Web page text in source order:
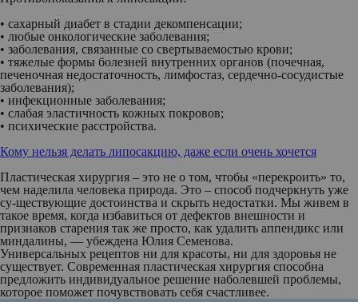
• сахарный диабет в стадии декомпенсации;
• любые онкологические заболевания;
• заболевания, связанные со свертываемостью крови;
• тяжелые формы болезней внутренних органов (почечная,
печеночная недостаточность, лимфостаз, сердечно-сосудистые
заболевания);
• инфекционные заболевания;
• слабая эластичность кожных покровов;
• психические расстройства.
Кому нельзя делать липосакцию, даже если очень хочется
Пластическая хирургия – это не о том, чтобы «перекроить» то,
чем наделила человека природа. Это – способ подчеркнуть уже
су-ществующие достоинства и скрыть недостатки. Мы живем в
такое время, когда избавиться от дефектов внешности и
признаков старения так же просто, как удалить аппендикс или
миндалины, — убеждена Юлия Семенова.
Универсальных рецептов ни для красоты, ни для здоровья не
существует. Современная пластическая хирургия способна
предложить индивидуальное решение наболевшей проблемы,
которое поможет почувствовать себя счастливее.